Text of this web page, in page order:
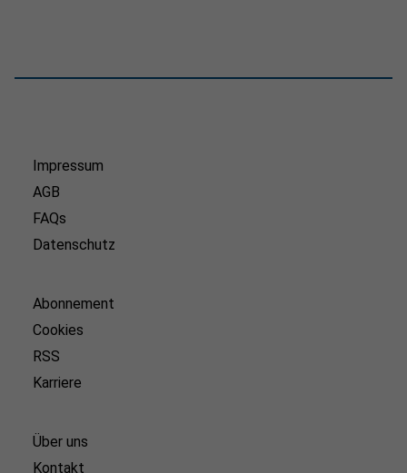
Impressum
AGB
FAQs
Datenschutz
Abonnement
Cookies
RSS
Karriere
Über uns
Kontakt